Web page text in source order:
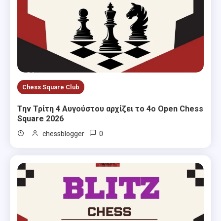
Chess Square Club
Την Τρίτη 4 Αυγούστου αρχίζει το 4ο Open Chess
Square 2026
chessblogger 0